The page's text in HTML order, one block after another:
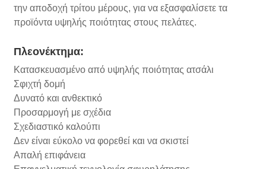
την αποδοχή τρίτου μέρους, για να εξασφαλίσετε τα
προϊόντα υψηλής ποιότητας στους πελάτες.
Πλεονέκτημα:
Κατασκευασμένο από υψηλής ποιότητας ατσάλι
Σφιχτή δομή
Δυνατό και ανθεκτικό
Προσαρμογή με σχέδια
Σχεδιαστικό καλούπι
Δεν είναι εύκολο να φορεθεί και να σκιστεί
Απαλή επιφάνεια